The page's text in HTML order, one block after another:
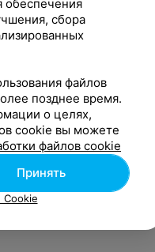
обеспечения
сбора
файлов
позднее время.
о целях,
cookie вы можете
файлов cookie
Принять
Cookie